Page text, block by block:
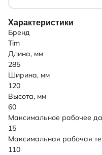
Характеристики
Бренд
Tim
Длина, мм
285
Ширина, мм
120
Высота, мм
60
Максимальное рабочее
15
Максимальная рабочая
110